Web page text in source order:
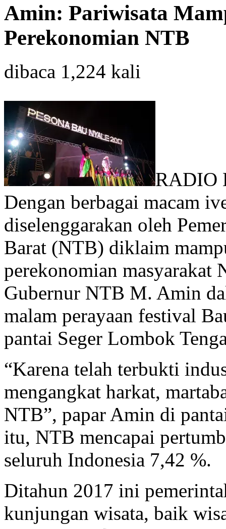
Amin: Pariwisata
Perekonomian NTB
dibaca 1,224 kali
RADIO
Dengan berbagai macam
diselenggarakan oleh
Barat (NTB) diklaim
perekonomian
Gubernur NTB M. Amin
malam perayaan festival
pantai Seger Lombok
“Karena telah terbukti
mengangkat harkat,
NTB”, papar Amin di
itu, NTB mencapai
seluruh Indonesia 7,42 %.
Ditahun 2017 ini
kunjungan wisata, baik